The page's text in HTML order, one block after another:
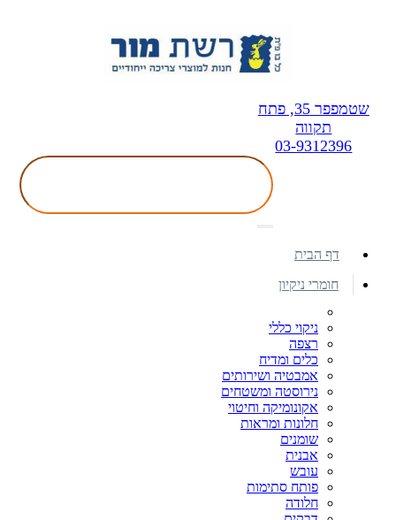
שטמפפר 35, פתח
תקווה
03-9312396
דף הבית
חומרי ניקיון
ניקוי כללי
רצפה
כלים ומדיח
אמבטיה ושירותים
נירוסטה ומשטחים
אקונומיקה וחיטוי
חלונות ומראות
שומנים
אבנית
עובש
פותח סתימות
חלודה